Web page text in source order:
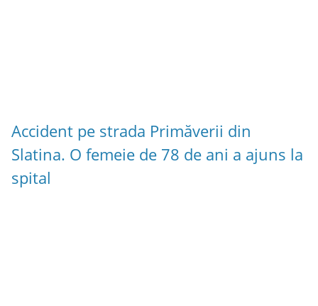
Accident pe strada Primăverii din
Slatina. O femeie de 78 de ani a ajuns la
spital